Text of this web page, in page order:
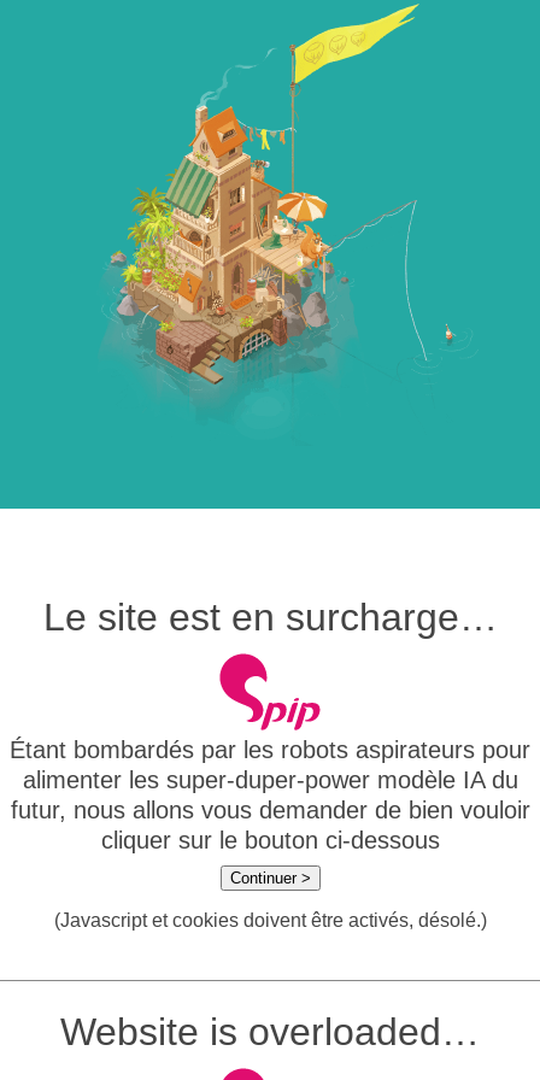
Le site est en surcharge…
Étant bombardés par les robots aspirateurs pour
alimenter les super-duper-power modèle IA du
futur, nous allons vous demander de bien vouloir
cliquer sur le bouton ci-dessous
Continuer >
(Javascript et cookies doivent être activés, désolé.)
Website is overloaded…